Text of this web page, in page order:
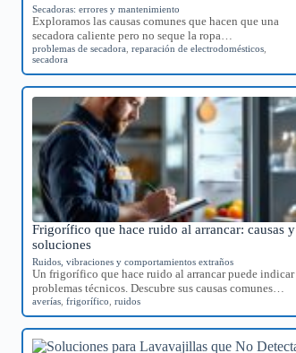
Secadoras: errores y mantenimiento
Exploramos las causas comunes que hacen que una
secadora caliente pero no seque la ropa…
problemas de secadora ,reparación de electrodomésticos
secadora
Frigorífico que hace ruido al arrancar: causas y
soluciones
Ruidos, vibraciones y comportamientos extraños
Un frigorífico que hace ruido al arrancar puede indicar
problemas técnicos. Descubre sus causas comunes…
averías ,frigorífico ,ruidos